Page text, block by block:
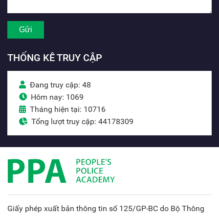
THỐNG KÊ TRUY CẬP
Đang truy cập: 48
Hôm nay: 1069
Tháng hiện tại: 10716
Tổng lượt truy cập: 44178309
Giấy phép xuất bản thông tin số 125/GP-BC do Bộ Thông